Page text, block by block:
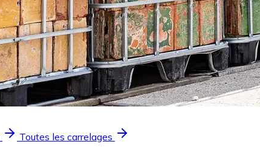
Toutes les carrelages